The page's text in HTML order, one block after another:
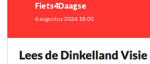
Fiets4Daagse
6 augustus 2026 18:00